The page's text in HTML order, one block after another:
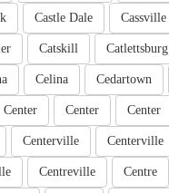
Cassville
Castle Dale
Catlettsburg
Catskill
Cedartown
Celina
Center
Center
Center
Centerville
Centerville
Centre
Centreville